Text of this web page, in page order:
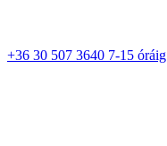
+36 30 507 3640 7-15 óráig